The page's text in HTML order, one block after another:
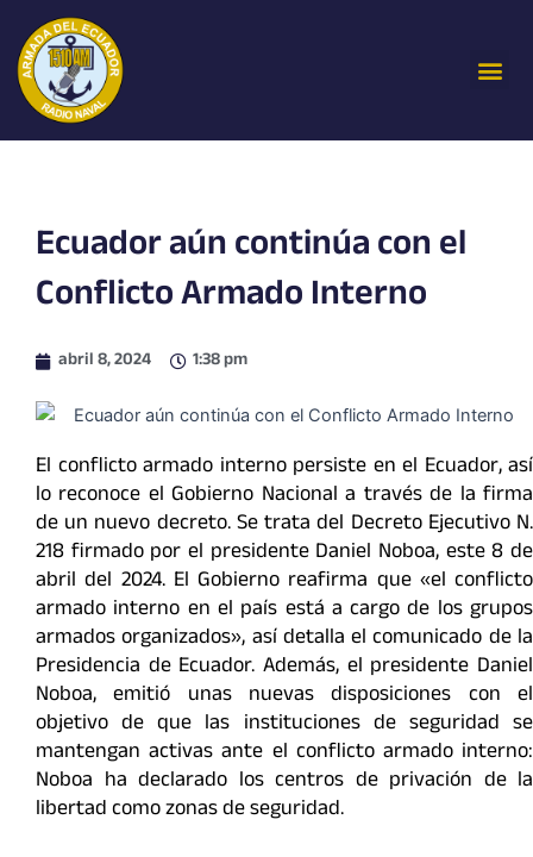
contenido
Ecuador aún continúa con el
Conflicto Armado Interno
abril 8, 2024 1:38 pm
El conflicto armado interno persiste en el Ecuador, así
lo reconoce el Gobierno Nacional a través de la firma
de un nuevo decreto. Se trata del Decreto Ejecutivo N.
218 firmado por el presidente Daniel Noboa, este 8 de
abril del 2024. El Gobierno reafirma que «el conflicto
armado interno en el país está a cargo de los grupos
armados organizados», así detalla el comunicado de la
Presidencia de Ecuador. Además, el presidente Daniel
Noboa, emitió unas nuevas disposiciones con el
objetivo de que las instituciones de seguridad se
mantengan activas ante el conflicto armado interno:
Noboa ha declarado los centros de privación de la
libertad como zonas de seguridad.